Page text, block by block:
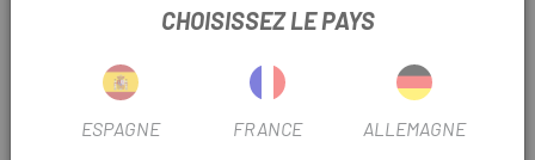
INFORMATION PRODUIT
CHOISISSEZ LE PAYS
ESPAGNE FRANCE ALLEMAGNE